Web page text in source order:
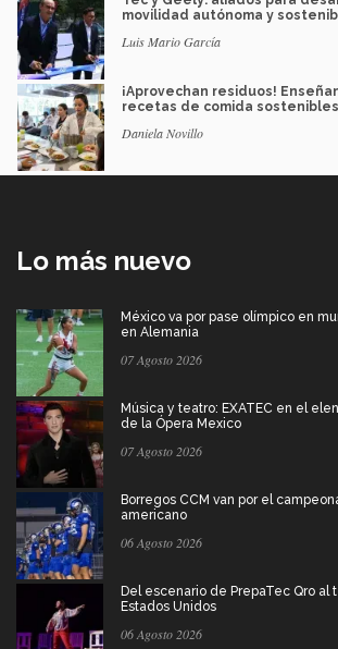
movilidad autónoma y
Luis Mario García
¡Aprovechan residuos!
recetas de comida sostenibles
Daniela Novillo
Lo más nuevo
México va por pase olímpico en
en Alemania
07 Agosto 2026
Música y teatro: EXATEC en el
de la Ópera Mexico
07 Agosto 2026
Borregos CCM van por el
americano
06 Agosto 2026
Del escenario de PrepaTec Qro al
Estados Unidos
06 Agosto 2026